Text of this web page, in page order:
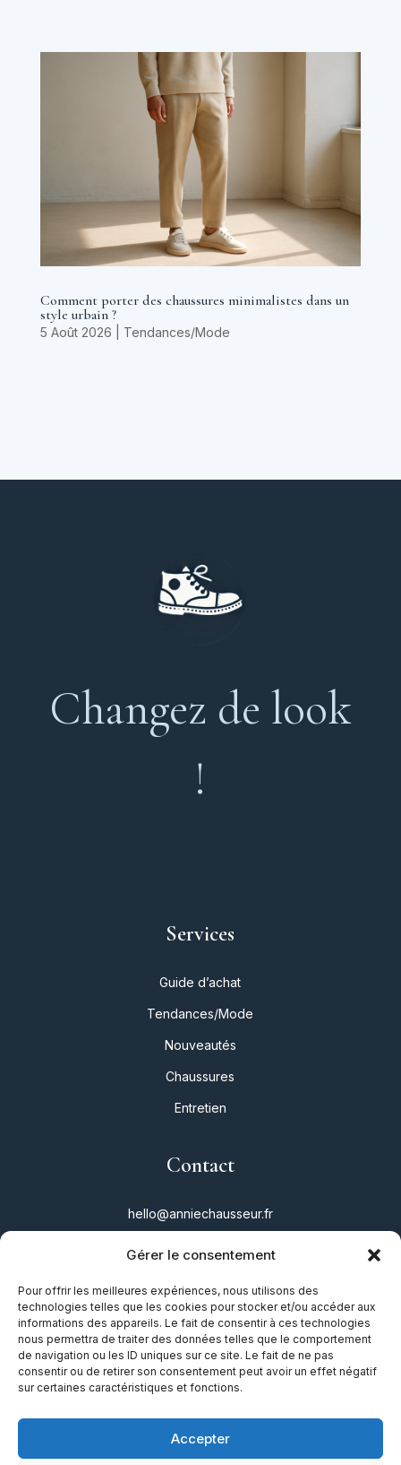
Gérer le consentement
Pour offrir les meilleures expériences, nous utilisons des
technologies telles que les cookies pour stocker et/ou accéder aux
informations des appareils. Le fait de consentir à ces technologies
nous permettra de traiter des données telles que le comportement
de navigation ou les ID uniques sur ce site. Le fait de ne pas
consentir ou de retirer son consentement peut avoir un effet négatif
sur certaines caractéristiques et fonctions.
Accepter
Comment porter des chaussures minimalistes dans un
style urbain ?
5 Août 2026 Tendances/Mode
Changez de look
!
Services
Guide d’achat
Tendances/Mode
Nouveautés
Chaussures
Entretien
Contact
hello@anniechausseur.fr
Instagram
Twitter
Facebook